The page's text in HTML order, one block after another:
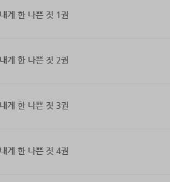
게 한 나쁜 짓 1권
게 한 나쁜 짓 2권
게 한 나쁜 짓 3권
게 한 나쁜 짓 4권